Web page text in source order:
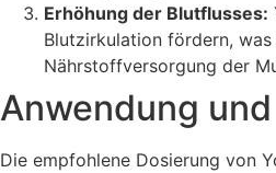
Erhöhung der Blutflusses:
Blutzirkulation fördern,
Nährstoffversorgung der
Anwendung
Die empfohlene Dosierung von